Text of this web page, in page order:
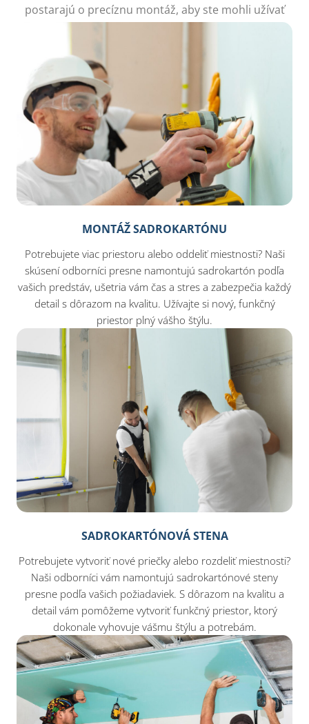
postarajú o precíznu montáž, aby ste mohli užívať
nový, funkčný interiér bez stresu.
MONTÁŽ SADROKARTÓNU
Potrebujete viac priestoru alebo oddeliť miestnosti? Naši
skúsení odborníci presne namontujú sadrokartón podľa
vašich predstáv, ušetria vám čas a stres a zabezpečia každý
detail s dôrazom na kvalitu. Užívajte si nový, funkčný
priestor plný vášho štýlu.
SADROKARTÓNOVÁ STENA
Potrebujete vytvoriť nové priečky alebo rozdeliť miestnosti?
Naši odborníci vám namontujú sadrokartónové steny
presne podľa vašich požiadaviek. S dôrazom na kvalitu a
detail vám pomôžeme vytvoriť funkčný priestor, ktorý
dokonale vyhovuje vášmu štýlu a potrebám.